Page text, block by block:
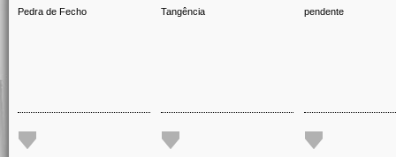
Pedra de Fecho Tangência pendente